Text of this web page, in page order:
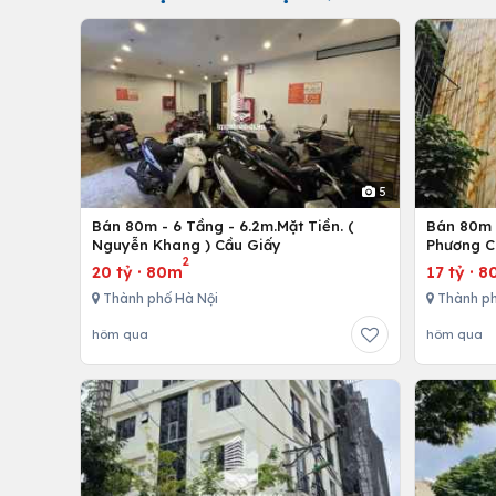
5
Bán 80m - 6 Tầng - 6.2m.Mặt Tiền. (
Nguyễn Khang ) Cầu Giấy
20 tỷ · 80m
2
Thành phố Hà Nội
hôm qua
Bán 80m
Phương
17 tỷ ·
Thành
hôm qua